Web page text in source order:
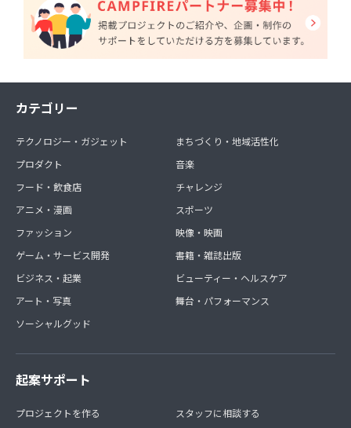
カテゴリー
テクノロジー・ガジェット
プロダクト
フード・飲食店
アニメ・漫画
ファッション
ゲーム・サービス開発
ビジネス・起業
アート・写真
ソーシャルグッド
まちづくり・地域活性化
音楽
チャレンジ
スポーツ
映像・映画
書籍・雑誌出版
ビューティー・ヘルスケア
舞台・パフォーマンス
起案サポート
プロジェクトを作る
スタッフに相談する